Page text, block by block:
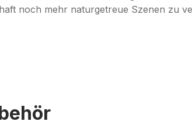
noch mehr naturgetreue Szenen zu